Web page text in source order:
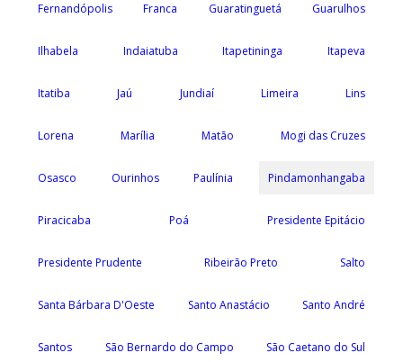
Fernandópolis Franca Guaratinguetá Guarulhos
Ilhabela Indaiatuba Itapetininga Itapeva
Itatiba Jaú Jundiaí Limeira Lins
Lorena Marília Matão Mogi das Cruzes
Osasco Ourinhos Paulínia Pindamonhangaba
Piracicaba Poá Presidente Epitácio
Presidente Prudente Ribeirão Preto Salto
Santa Bárbara D'Oeste Santo Anastácio Santo André
Santos São Bernardo do Campo São Caetano do Sul